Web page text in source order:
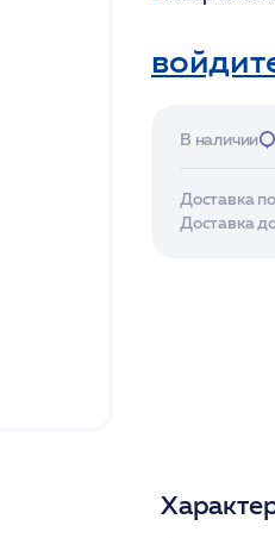
В наличии
Доставка
Доставка